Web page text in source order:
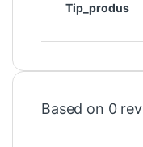
Tip_produs
Based on 0